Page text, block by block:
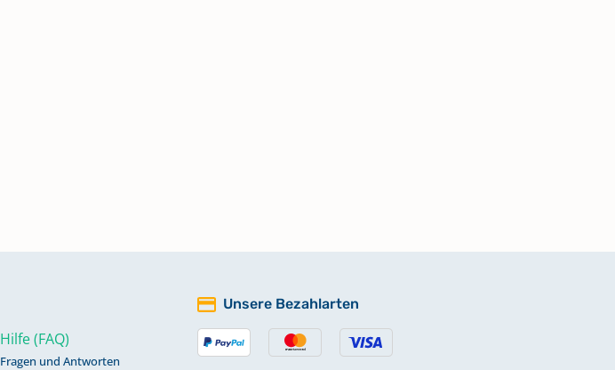
Hilfe (FAQ)
Fragen und Antworten
Unsere Bezahlarten